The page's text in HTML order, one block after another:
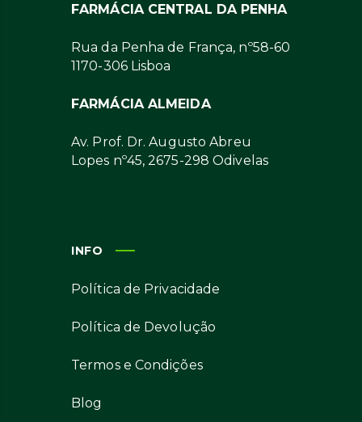
FARMÁCIA CENTRAL DA PENHA
Rua da Penha de França, nº58-60
1170-306 Lisboa
FARMÁCIA ALMEIDA
Av. Prof. Dr. Augusto Abreu
Lopes nº45, 2675-298 Odivelas
INFO
Política de Privacidade
Política de Devolução
Termos e Condições
Blog